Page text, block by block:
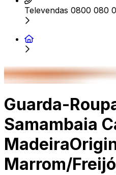
Televendas 0800 080
Guarda-
Samambaia
Marrom/